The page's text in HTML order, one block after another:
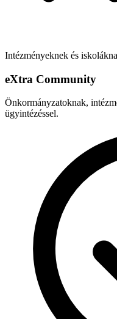
Intézményeknek és
eXtra Community
Önkormányzatoknak,
ügyintézéssel.